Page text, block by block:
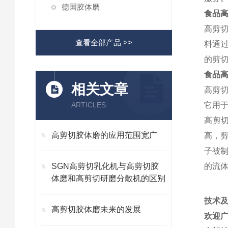
德国胶体磨
查看全部产品 >>
相关文章
ARTICLES
高剪切胶体磨的应用范围宽广
SGN高剪切乳化机与高剪切胶
体磨和高剪切研磨分散机的区别
高剪切胶体磨未来的发展
食品
高剪
料通
的剪
食品
高剪
它用
高剪
高，
子被
的流
技术
欢迎